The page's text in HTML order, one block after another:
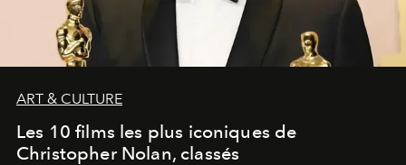
ART & CULTURE
Les 10 films les plus iconiques de
Christopher Nolan, classés